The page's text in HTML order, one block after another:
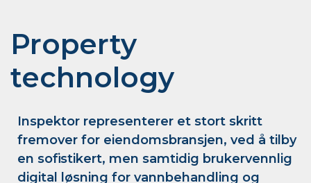
Property
technology
Inspektor representerer et stort skritt
fremover for eiendomsbransjen, ved å tilby
en sofistikert, men samtidig brukervennlig
digital løsning for vannbehandling og